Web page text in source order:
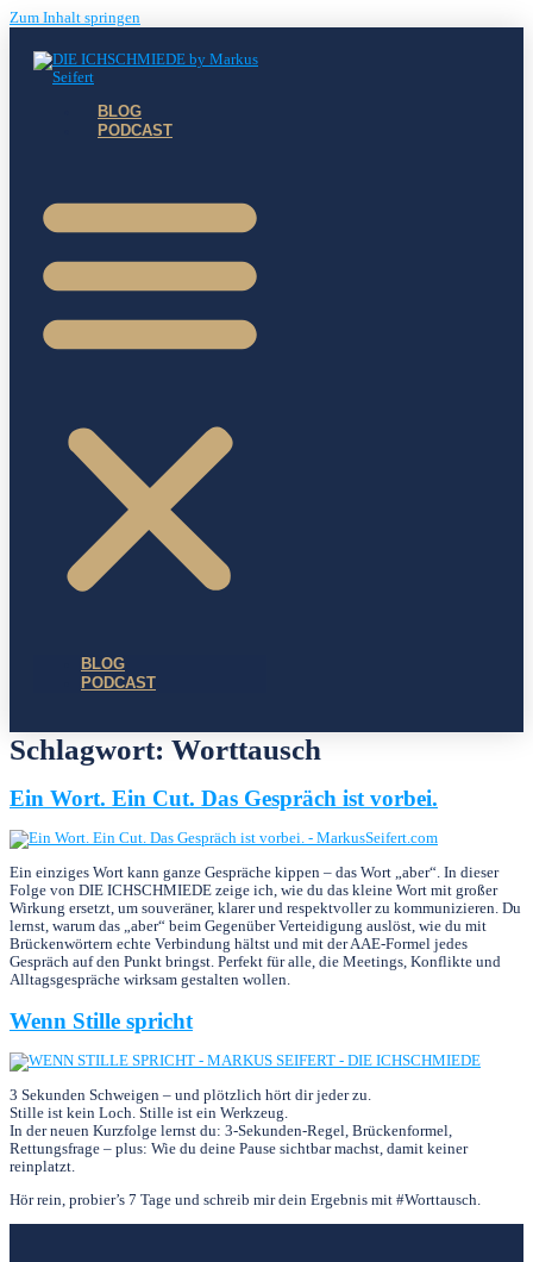
Zum Inhalt springen
BLOG
PODCAST
BLOG
PODCAST
Schlagwort: Worttausch
Ein Wort. Ein Cut. Das Gespräch ist vorbei.
Ein einziges Wort kann ganze Gespräche kippen – das Wort „aber“. In dieser
Folge von DIE ICHSCHMIEDE zeige ich, wie du das kleine Wort mit großer
Wirkung ersetzt, um souveräner, klarer und respektvoller zu kommunizieren. Du
lernst, warum das „aber“ beim Gegenüber Verteidigung auslöst, wie du mit
Brückenwörtern echte Verbindung hältst und mit der AAE-Formel jedes
Gespräch auf den Punkt bringst. Perfekt für alle, die Meetings, Konflikte und
Alltagsgespräche wirksam gestalten wollen.
Wenn Stille spricht
3 Sekunden Schweigen – und plötzlich hört dir jeder zu.
Stille ist kein Loch. Stille ist ein Werkzeug.
In der neuen Kurzfolge lernst du: 3‑Sekunden‑Regel, Brückenformel,
Rettungsfrage – plus: Wie du deine Pause sichtbar machst, damit keiner
reinplatzt.
Hör rein, probier’s 7 Tage und schreib mir dein Ergebnis mit #Worttausch.